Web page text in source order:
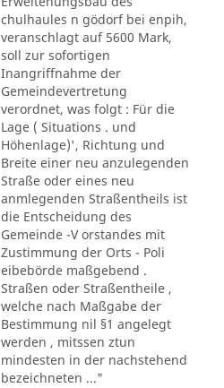
chulhaules n gödorf bei enpih,
veranschlagt auf 5600 Mark,
soll zur sofortigen
Inangriffnahme der
Gemeindevertretung
verordnet, was folgt : Für die
Lage ( Situations . und
Höhenlage)', Richtung und
Breite einer neu anzulegenden
Straße oder eines neu
anmlegenden Straßentheils ist
die Entscheidung des
Gemeinde -V orstandes mit
Zustimmung der Orts - Poli
eibebörde maßgebend .
Straßen oder Straßentheile ,
welche nach Maßgabe der
Bestimmung nil §1 angelegt
werden , mitssen ztun
mindesten in der nachstehend
bezeichneten ..."